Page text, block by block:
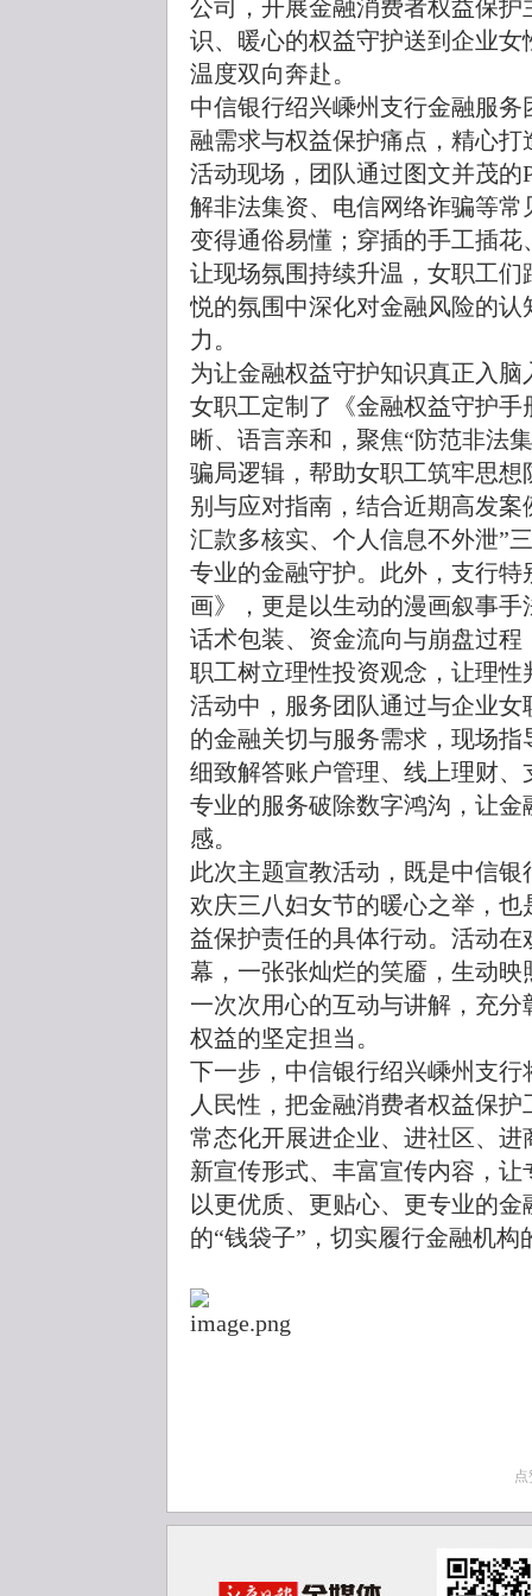
公司，开展金融消费者权益保
识、暖心的权益守护送到企业
温度双向奔赴。
中信银行绍兴嵊州支行金融服
融需求与权益保护痛点，精心
活动现场，团队通过图文并茂的
解非法集资、电信网络诈骗等
变得通俗易懂；穿插的手工插
让现场氛围持续升温，女职工
悦的氛围中深化对金融风险的
力。
为让金融权益守护知识真正入
女职工定制了《金融权益守护
晰、语言亲和，聚焦“防范非法
骗局逻辑，帮助女职工筑牢思
别与应对指南，结合近期高发
汇款多核实、个人信息不外泄”
专业的金融守护。此外，支行
画》，更是以生动的漫画叙事
话术包装、资金流向与崩盘过
职工树立理性投资观念，让理
活动中，服务团队通过与企业
的金融关切与服务需求，现场
细致解答账户管理、线上理财
专业的服务破除数字鸿沟，让
感。
此次主题宣教活动，既是中信
欢庆三八妇女节的暖心之举，
益保护责任的具体行动。活动
幕，一张张灿烂的笑靥，生动
一次次用心的互动与讲解，充
权益的坚定担当。
下一步，中信银行绍兴嵊州支
人民性，把金融消费者权益保
常态化开展进企业、进社区、
新宣传形式、丰富宣传内容，
以更优质、更贴心、更专业的
的“钱袋子”，切实履行金融机构
点